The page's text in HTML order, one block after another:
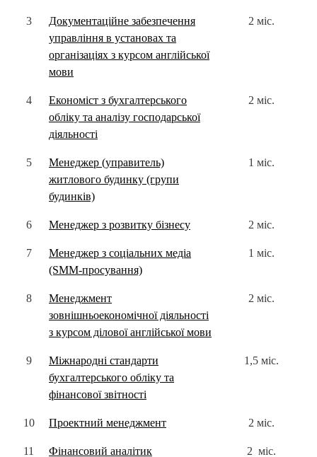
3
Документаційне забезпечення
управління в установах та
організаціях з курсом англійської
мови
2 міс.
4
Економіст з бухгалтерського
обліку та аналізу господарської
діяльності
2 міс.
5
Менеджер (управитель)
житлового будинку (групи
будинків)
1 міс.
6 Менеджер з розвитку бізнесу 2 міс.
7
Менеджер з соціальних медіа
(SMM-просування)
1 міс.
8
Менеджмент
зовнішньоекономічної діяльності
з курсом ділової англійської мови
2 міс.
9
Міжнародні стандарти
бухгалтерського обліку та
фінансової звітності
1,5 міс.
10 Проектний менеджмент 2 міс.
11 Фінансовий аналітик 2 міс.